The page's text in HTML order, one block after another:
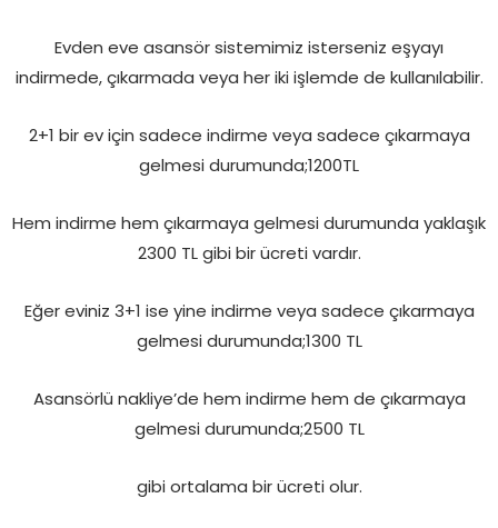
Evden eve asansör sistemimiz isterseniz eşyayı
indirmede, çıkarmada veya her iki işlemde de kullanılabilir.
2+1 bir ev için sadece indirme veya sadece çıkarmaya
gelmesi durumunda;1200TL
Hem indirme hem çıkarmaya gelmesi durumunda yaklaşık
2300 TL gibi bir ücreti vardır.
Eğer eviniz 3+1 ise yine indirme veya sadece çıkarmaya
gelmesi durumunda;1300 TL
Asansörlü nakliye’de hem indirme hem de çıkarmaya
gelmesi durumunda;2500 TL
gibi ortalama bir ücreti olur.